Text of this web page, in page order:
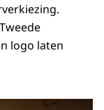
logo laten